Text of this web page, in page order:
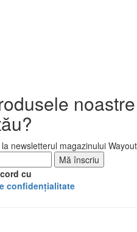
newsletterul magazinului Wayout
cu
confidenţialitate